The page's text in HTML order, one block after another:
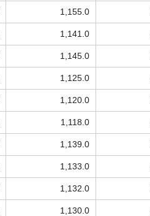
1,155.0
1,141.0
1,145.0
1,125.0
1,120.0
1,118.0
1,139.0
1,133.0
1,132.0
1,130.0